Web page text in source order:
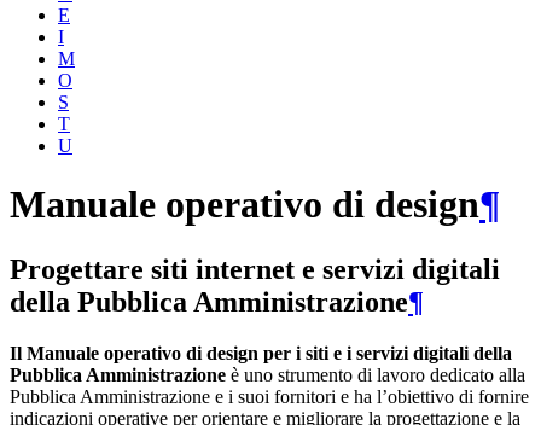
E
I
M
O
S
T
U
Manuale operativo di design¶
Progettare siti internet e servizi digitali
della Pubblica Amministrazione¶
Il Manuale operativo di design per i siti e i servizi digitali della
Pubblica Amministrazione è uno strumento di lavoro dedicato alla
Pubblica Amministrazione e i suoi fornitori e ha l’obiettivo di fornire
indicazioni operative per orientare e migliorare la progettazione e la